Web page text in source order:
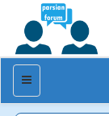
منو